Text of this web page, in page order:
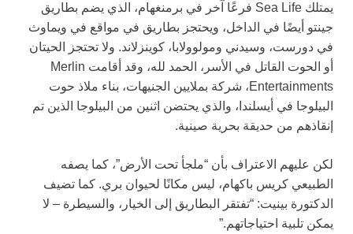
يمتلك Sea Life فرعًا آخر في برمنغهام، الذي يضم بطاريق
جينتو أيضًا في الداخل، ويحتجز بطاريق في مواقع في ويماوث
في دورست، وسيدني ومولوولابا، كوينزلاند. ولا تحتجز الحيتان
أو الحوت القاتل في الأسر، الحمد لله، وقد أقامت Merlin
Entertainments، شركة بملايين الجنيهات، بناء ملاذ حوت
البيلوجا في أيسلندا، والذي يحتضن اثنين من البيلوجا الذين تم
إنقاذهم من حديقة بحرية صينية.
لكن عليهم الاعتراف بأن “ملجأ تحت الأرض”، كما يصفه
الطبيعي كريس باكهام، ليس مكانًا لحيوان بري. كما تضيف
الدكتورة بينيت: “تفتقر البطاريق إلى الخيار، والسيطرة – لا
يمكن تلبية احتياجاتهم.”